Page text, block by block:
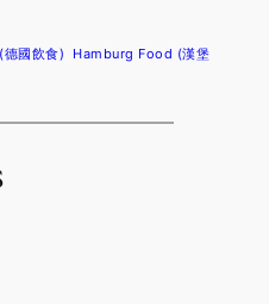
國飲食)
Hamburg Food (漢堡